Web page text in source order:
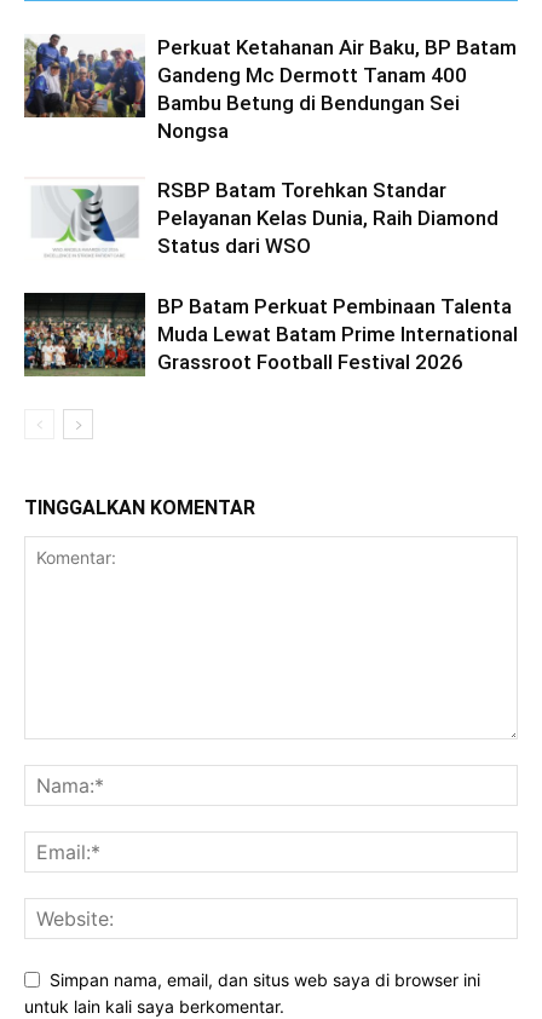
Perkuat Ketahanan Air Baku, BP Batam
Gandeng Mc Dermott Tanam 400
Bambu Betung di Bendungan Sei
Nongsa
RSBP Batam Torehkan Standar
Pelayanan Kelas Dunia, Raih Diamond
Status dari WSO
BP Batam Perkuat Pembinaan Talenta
Muda Lewat Batam Prime International
Grassroot Football Festival 2026
TINGGALKAN KOMENTAR
Simpan nama, email, dan situs web saya di browser ini
untuk lain kali saya berkomentar.